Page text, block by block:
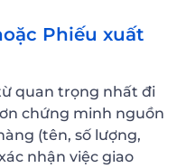
Phiếu xuất
quan trọng nhất đi
chứng minh nguồn
(tên, số lượng,
nhận việc giao